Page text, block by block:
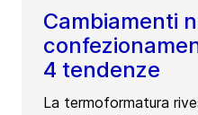
Cambiamenti
4 tendenze
La termoformatura